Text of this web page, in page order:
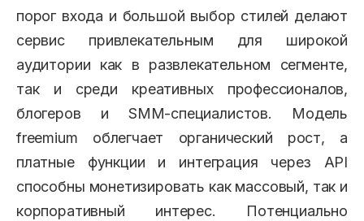
порог входа и большой выбор стилей делают
сервис привлекательным для широкой
аудитории как в развлекательном сегменте,
так и среди креативных профессионалов,
блогеров и SMM-специалистов. Модель
freemium облегчает органический рост, а
платные функции и интеграция через API
способны монетизировать как массовый, так и
корпоративный интерес. Потенциально